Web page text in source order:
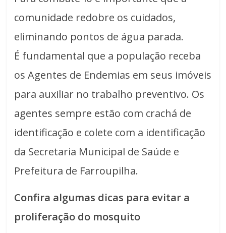
comunidade redobre os cuidados,
eliminando pontos de água parada.
É fundamental que a população receba
os Agentes de Endemias em seus imóveis
para auxiliar no trabalho preventivo. Os
agentes sempre estão com crachá de
identificação e colete com a identificação
da Secretaria Municipal de Saúde e
Prefeitura de Farroupilha.
Confira algumas dicas para evitar a
proliferação do mosquito